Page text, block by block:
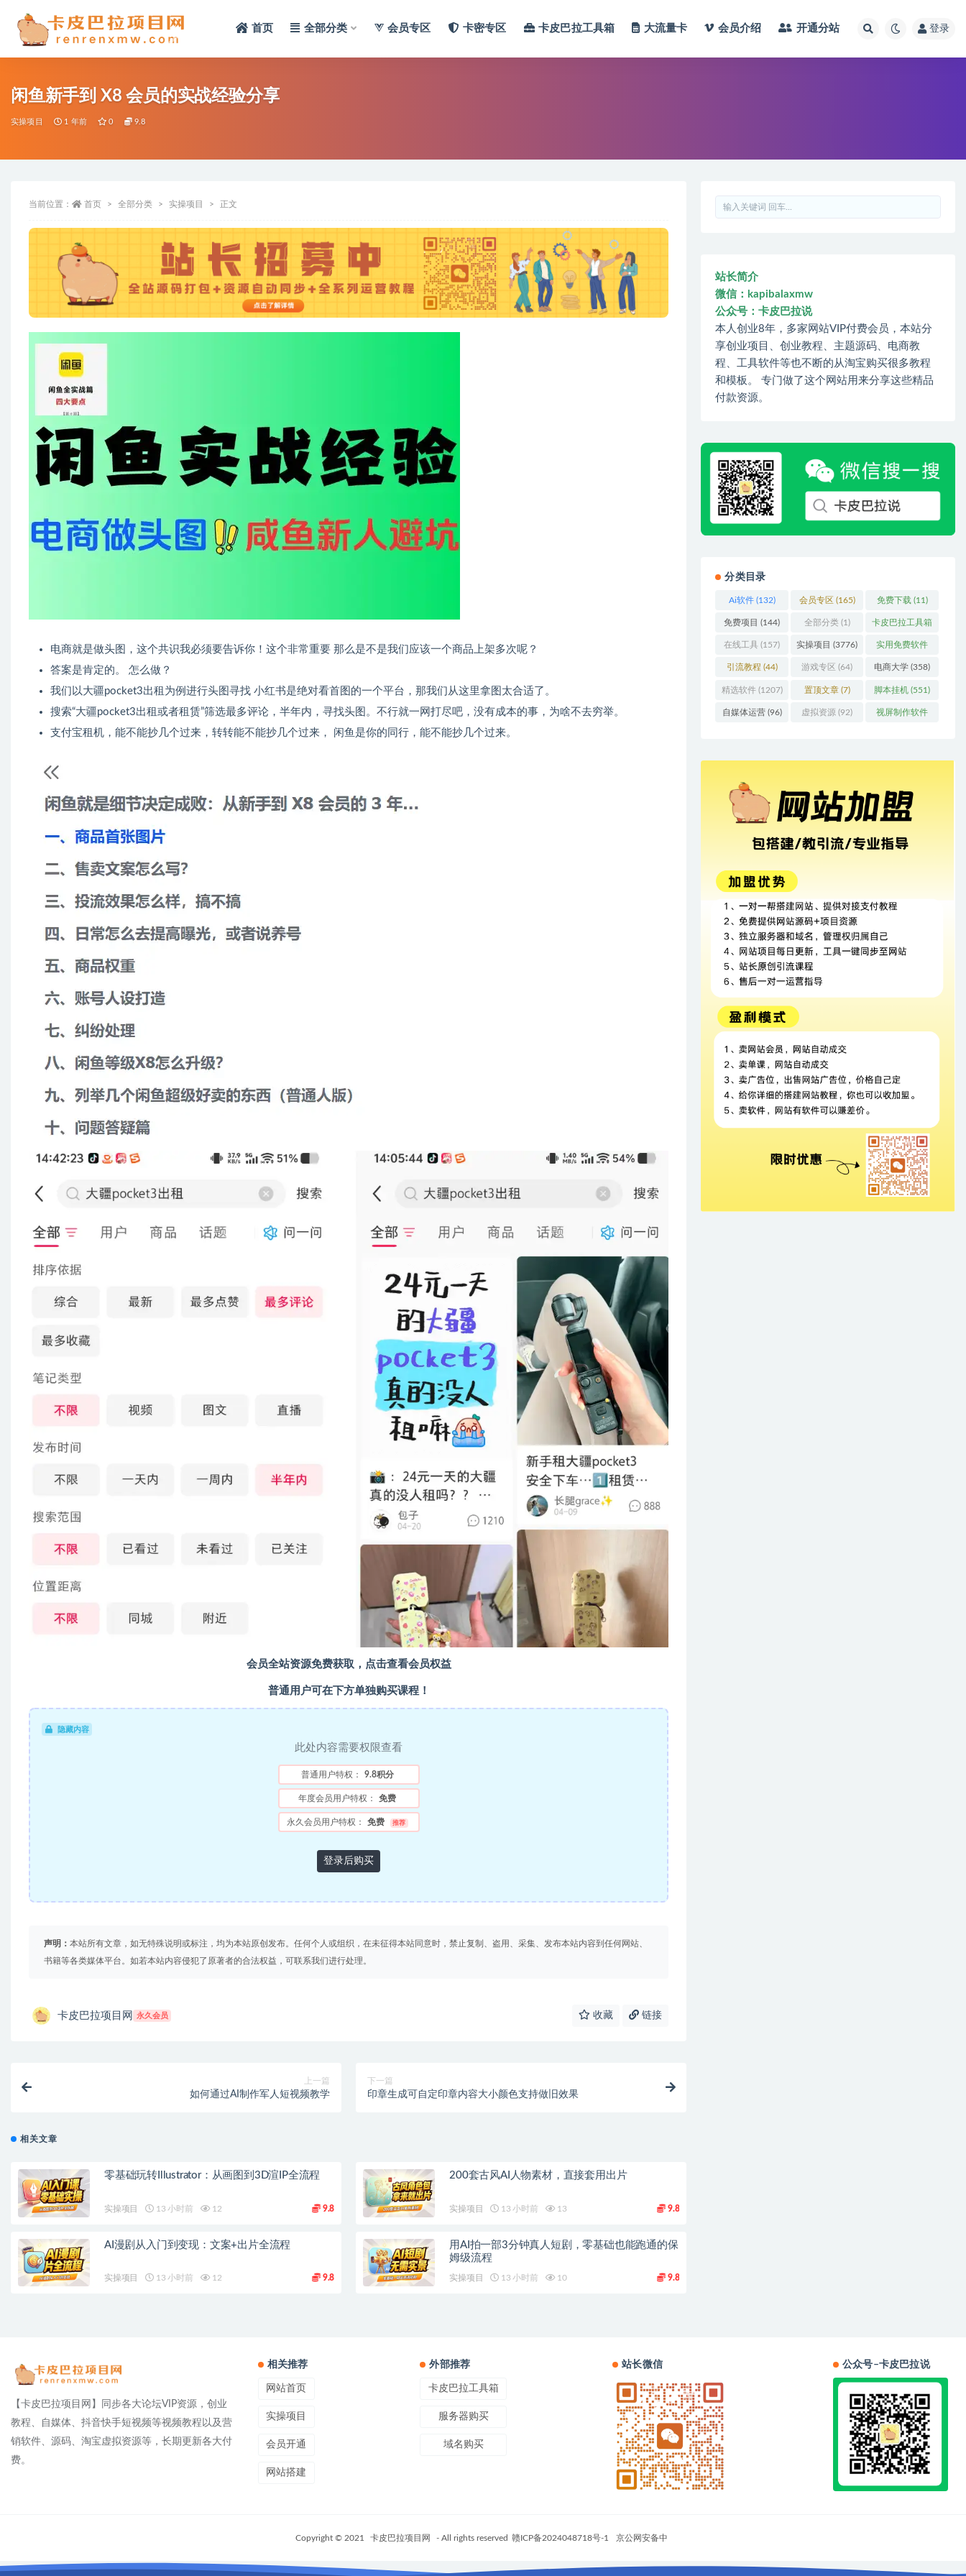
首页 全部分类 会员专区 卡密专区 卡皮巴拉工具箱 大流量卡 会员介绍 开通分站 登录
闲鱼新手到 X8 会员的实战经验分享
实操项目 1 年前 0 9.8
当前位置： 首页 全部分类 实操项目 正文
电商就是做头图，这个共识我必须要告诉你！这个非常重要 ​那么是不是我们应该一个商品上架多次呢？
答案是肯定的。 ​怎么做？
我们以大疆pocket3出租为例进行头图寻找 ​小红书是绝对看首图的一个平台，那我们从这里拿图太合适了。 ​
搜索“大疆pocket3出租或者租赁”筛选最多评论，半年内，寻找头图。​不行就一网打尽吧，没有成本的事，为啥不去穷举。 ​
支付宝租机，能不能抄几个过来，转转能不能抄几个过来， ​闲鱼是你的同行，能不能抄几个过来。 ​
会员全站资源免费获取，点击查看会员权益
普通用户可在下方单独购买课程！
隐藏内容
此处内容需要权限查看
普通用户特权： 9.8积分
年度会员用户特权： 免费
永久会员用户特权： 免费 推荐
登录后购买
声明： 本站所有文章，如无特殊说明或标注，均为本站原创发布。任何个人或组织，在未征得本站同意时，禁止复制、盗用、采集、发布本站内容到任何网站、
书籍等各类媒体平台。如若本站内容侵犯了原著者的合法权益，可联系我们进行处理。
卡皮巴拉项目网 永久会员 收藏 链接
上一篇
如何通过AI制作军人短视频教学
下一篇
印章生成可自定印章内容大小颜色支持做旧效果
相关文章
零基础玩转Illustrator：从画图到3D渲IP全流程
实操项目 13 小时前 12 9.8
200套古风AI人物素材，直接套用出片
实操项目 13 小时前 13 9.8
AI漫剧从入门到变现：文案+出片全流程
实操项目 13 小时前 12 9.8
用AI拍一部3分钟真人短剧，零基础也能跑通的保
姆级流程
实操项目 13 小时前 10 9.8
站长简介
微信：kapibalaxmw
公众号：卡皮巴拉说
本人创业8年，多家网站VIP付费会员，本站分
享创业项目、创业教程、主题源码、电商教
程、工具软件等也不断的从淘宝购买很多教程
和模板。 专门做了这个网站用来分享这些精品
付款资源。
分类目录
Ai软件(132) 会员专区 (165) 免费下载 (11)
免费项目 (144) 全部分类(1) 卡皮巴拉工具箱
(3)
在线工具 (157) 实操项目 (3776) 实用免费软件
(415)
引流教程 (44) 游戏专区 (64) 电商大学 (358)
精选软件(1207) 置顶文章(7) 脚本挂机 (551)
自媒体运营(96) 虚拟资源 (92) 视屏制作软件
【卡皮巴拉项目网】同步各大论坛VIP资源，创业
教程、自媒体、抖音快手短视频等视频教程以及营
销软件、源码、淘宝虚拟资源等，长期更新各大付
费。
相关推荐
网站首页
实操项目
会员开通
网站搭建
外部推荐
卡皮巴拉工具箱
服务器购买
域名购买
站长微信 公众号–卡皮巴拉说
Copyright © 2021 卡皮巴拉项目网 - All rights reserved 赣ICP备2024048718号-1 京公网安备中